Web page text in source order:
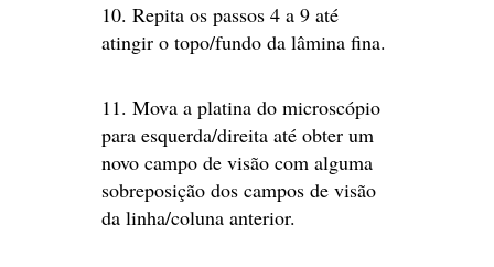
10. Repita os passos 4 a 9 até
atingir o topo/fundo da lâmina fina.
11. Mova a platina do microscópio
para esquerda/direita até obter um
novo campo de visão com alguma
sobreposição dos campos de visão
da linha/coluna anterior.